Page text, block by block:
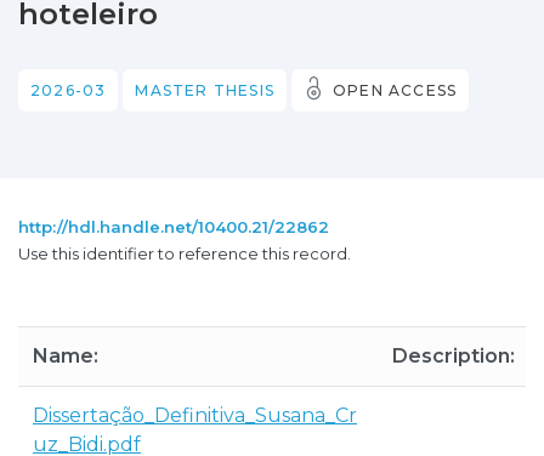
hoteleiro
2026-03 MASTER THESIS OPEN ACCESS
http://hdl.handle.net/10400.21/22862
Use this identifier to reference this record.
Name: Description:
Dissertação_Definitiva_Susana_Cr
uz_Bidi.pdf